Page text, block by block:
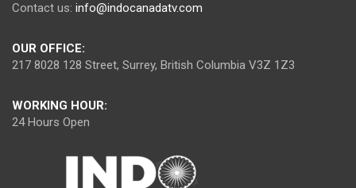
Contact us: info@indocanadatv.com
OUR OFFICE:
217 8028 128 Street, Surrey, British Columbia V3Z 1Z3
WORKING HOUR:
24 Hours Open